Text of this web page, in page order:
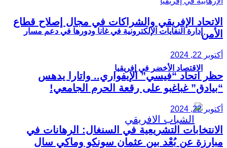
إدارة النفايات الإلكترونية في غانا ودورها في دعم مسار
الاقتصاد الأخضر في إفريقيا
الاتحاد الإفريقي والشراكات في مجال إصلاح قطاع
الأمن
أكتوبر 22, 2024
حظر اتحاد “فيسي” الإيفواري.. واتارا يدهس
“بيادق” غباغبو على رقعة الحرم الجامعي!
أكتوبر 22, 2024
الانتخابات التشريعية في السنغال: الرهانات في
مبارزة عن بُعْد بين عثمان سونكو وماكي سال